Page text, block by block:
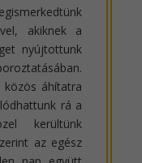
akiknek a
nyújtottunk
áhítatra
rá a
kerültünk
az egész